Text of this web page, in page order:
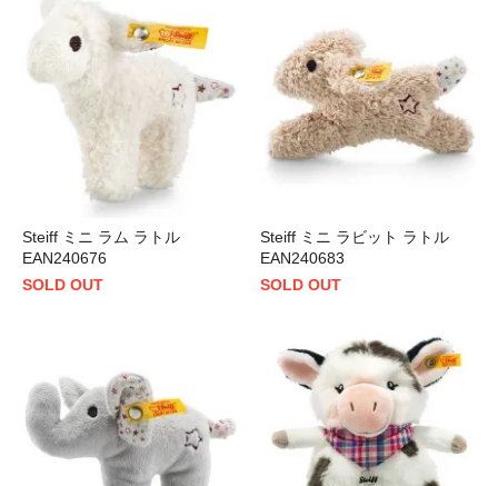
Steiff ミニ ラム ラトル
EAN240676
SOLD OUT
Steiff ミニ ラビット ラトル
EAN240683
SOLD OUT